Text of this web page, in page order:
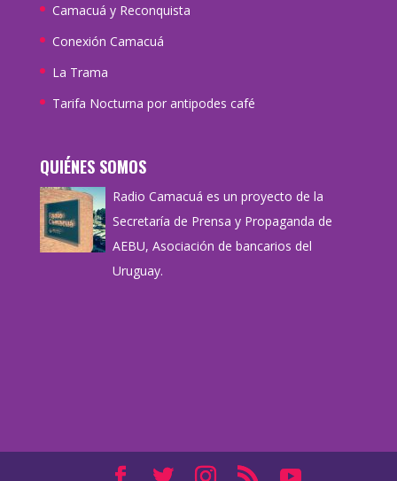
Camacuá y Reconquista
Conexión Camacuá
La Trama
Tarifa Nocturna por antipodes café
QUIÉNES SOMOS
Radio Camacuá es un proyecto de la
Secretaría de Prensa y Propaganda de
AEBU, Asociación de bancarios del
Uruguay.